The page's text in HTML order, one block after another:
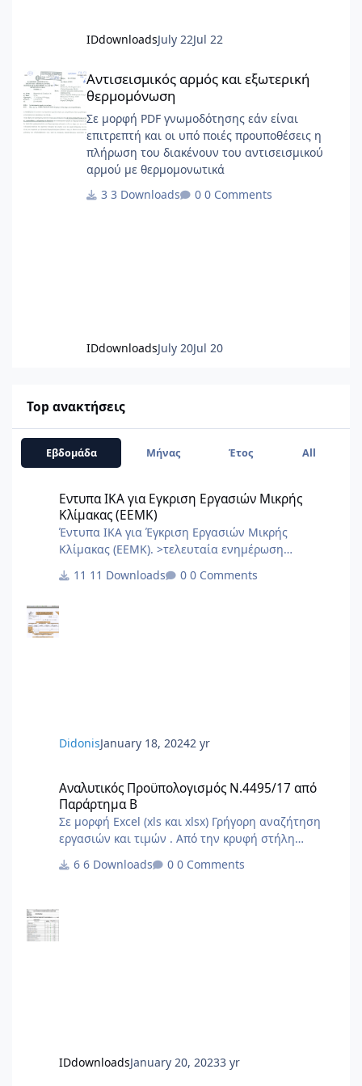
IDdownloadsJuly 22Jul 22
Αντισεισμικός αρμός και εξωτερική
θερμομόνωση
Σε μορφή PDF γνωμοδότησης εάν είναι
επιτρεπτή και οι υπό ποιές προυποθέσεις η
πλήρωση του διακένουν του αντισεισμικού
αρμού με θερμομονωτικά
3 Downloads
0 Comments
IDdownloadsJuly 20Jul 20
Top ανακτήσεις
Εβδομάδα Μήνας Έτος All
Εντυπα ΙΚΑ για Εγκριση Εργασιών Μικρής
Κλίμακας (ΕΕΜΚ)
Έντυπα ΙΚΑ για Έγκριση Εργασιών Μικρής
Κλίμακας (ΕΕΜΚ). >τελευταία ενημέρωση
2.3.Εξουσιοδότηση αίτησης – δήλωσης
11 Downloads 0 Comments
DidonisJanuary 18, 20242 yr
Αναλυτικός Προϋπολογισμός Ν.4495/17 από
Παράρτημα Β
Σε μορφή Excel (xls και xlsx) Γρήγορη αναζήτηση
εργασιών και τιμών . Από την κρυφή στήλη
δήλωσής μας . Στο τέλος από την στήλη φίλτρου
6 Downloads 0 Comments
IDdownloadsJanuary 20, 20233 yr